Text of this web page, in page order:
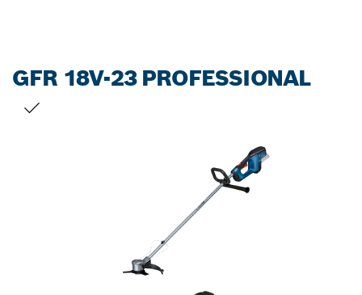
GFR 18V-23 PROFESSIONAL